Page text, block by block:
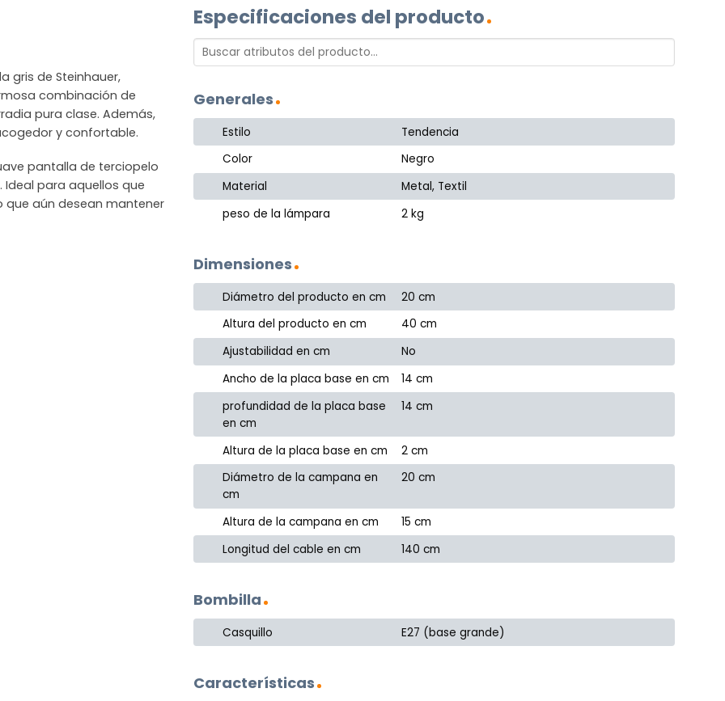
gris de Steinhauer,
combinación de
pura clase. Además,
y confortable.
pantalla de terciopelo
para aquellos que
aún desean mantener
Especificaciones del producto
Generales
Estilo
Tendencia
Color
Negro
Material
Metal, Textil
peso de la lámpara
2 kg
Dimensiones
Diámetro del producto en cm
20 cm
Altura del producto en cm
40 cm
Ajustabilidad en cm
No
Ancho de la placa base en cm
14 cm
profundidad de la placa base
en cm
14 cm
Altura de la placa base en cm
2 cm
Diámetro de la campana en
cm
20 cm
Altura de la campana en cm
15 cm
Longitud del cable en cm
140 cm
Bombilla
Casquillo E27 (base grande)
Características